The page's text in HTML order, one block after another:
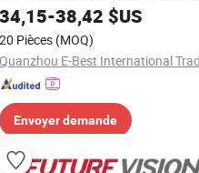
avec mise au point automatique
34,15-38,42 $US
20 Pièces (MOQ)
Envoyer demande